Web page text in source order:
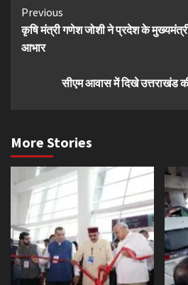
Continue
Reading
Previous
कृषि मंत्री गणेश जोशी ने प्रदेश के
आभार
सीएम आवास में दिखे उत्तराखंड
More Stories